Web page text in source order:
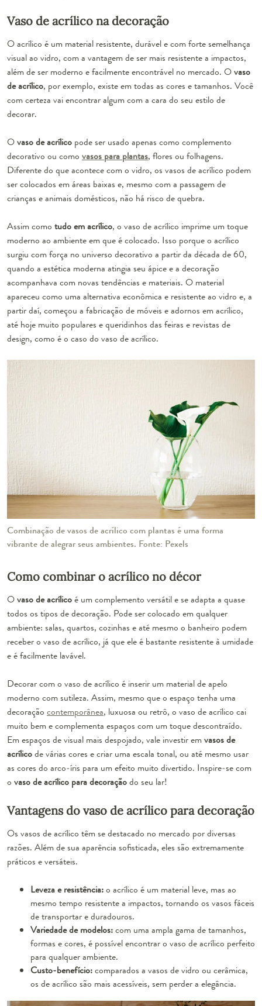
Vaso de acrílico na decoração
O acrílico é um material resistente, durável e com forte semelhança
visual ao vidro, com a vantagem de ser mais resistente a impactos,
além de ser moderno e facilmente encontrável no mercado. Ovaso
de acrílico, por exemplo, existe em todas as cores e tamanhos. Você
com certeza vai encontrar algum com a cara do seu estilo de
decorar.
Ovaso de acrílico pode ser usado apenas como complemento
decorativo ou como vasos para plantas, flores ou folhagens.
Diferente do que acontece com o vidro, os vasos de acrílico podem
ser colocados em áreas baixas e, mesmo com a passagem de
crianças e animais domésticos, não há risco de quebra.
Assim como tudo em acrílico, o vaso de acrílico imprime um toque
moderno ao ambiente em que é colocado. Isso porque o acrílico
surgiu com força no universo decorativo a partir da década de 60,
quando a estética moderna atingia seu ápice e a decoração
acompanhava com novas tendências e materiais. O material
apareceu como uma alternativa econômica e resistente ao vidro e, a
partir daí, começou a fabricação de móveis e adornos em acrílico,
até hoje muito populares e queridinhos das feiras e revistas de
design, como é o caso do vaso de acrílico.
Combinação de vasos de acrílico com plantas é uma forma
vibrante de alegrar seus ambientes. Fonte: Pexels
Como combinar o acrílico no décor
Ovaso de acrílicoé um complemento versátil e se adapta a quase
todos os tipos de decoração. Pode ser colocado em qualquer
ambiente: salas, quartos, cozinhas e até mesmo o banheiro podem
receber o vaso de acrílico, já que ele é bastante resistente à umidade
e é facilmente lavável.
Decorar com o vaso de acrílico é inserir um material de apelo
moderno com sutileza. Assim, mesmo que o espaço tenha uma
decoração contemporânea, luxuosa ou retrô, o vaso de acrílico cai
muito bem e complementa espaços com um toque descontraído.
Em espaços de visual mais despojado, vale investir emvasos de
acrílicode várias cores e criar uma escala tonal, ou até mesmo usar
as cores do arco-íris para um efeito muito divertido. Inspire-se com
o vaso de acrílico para decoraçãodo seu lar!
Vantagens do vaso de acrílico para decoração
Os vasos de acrílico têm se destacado no mercado por diversas
razões. Além de sua aparência sofisticada, eles são extremamente
práticos e versáteis.
Leveza e resistência:o acrílico é um material leve, mas ao
mesmo tempo resistente a impactos, tornando os vasos fáceis
de transportar e duradouros.
Variedade de modelos:com uma ampla gama de tamanhos,
formas e cores, é possível encontrar o vaso de acrílico perfeito
para qualquer ambiente.
Custo-benefício:comparados a vasos de vidro ou cerâmica,
os de acrílico são mais acessíveis, sem perder a elegância.